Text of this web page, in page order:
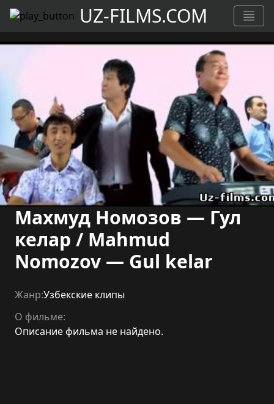
UZ-FILMS.COM
Махмуд Номозов — Гул
келар / Mahmud
Nomozov — Gul kelar
Жанр:Узбекские клипы
О фильме:
Описание фильма не найдено.